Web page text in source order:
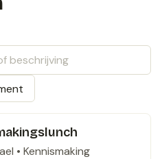
• Kennismaking